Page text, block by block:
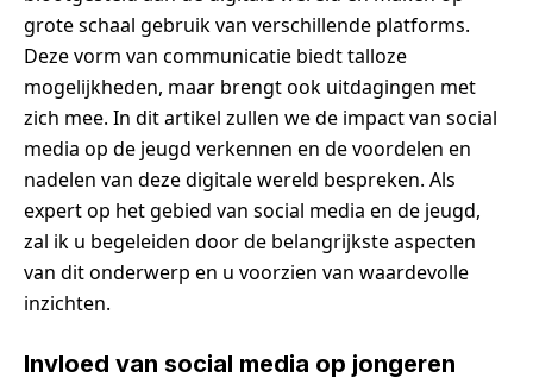
grote schaal gebruik van verschillende platforms.
Deze vorm van communicatie biedt talloze
mogelijkheden, maar brengt ook uitdagingen met
zich mee. In dit artikel zullen we de impact van social
media op de jeugd verkennen en de voordelen en
nadelen van deze digitale wereld bespreken. Als
expert op het gebied van social media en de jeugd,
zal ik u begeleiden door de belangrijkste aspecten
van dit onderwerp en u voorzien van waardevolle
inzichten.
Invloed van social media op jongeren